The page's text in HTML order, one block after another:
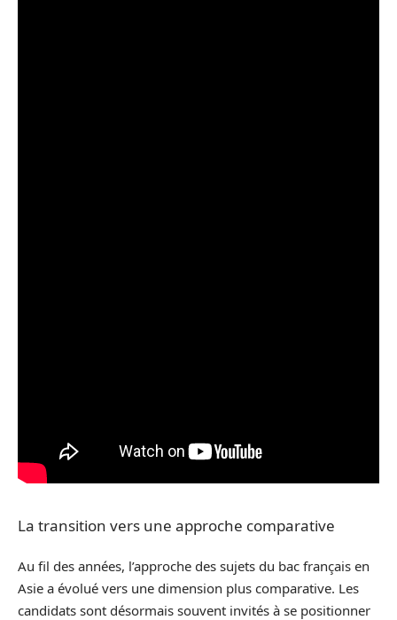
La transition vers une approche comparative
Au fil des années, l’approche des sujets du bac français en
Asie a évolué vers une dimension plus comparative. Les
candidats sont désormais souvent invités à se positionner